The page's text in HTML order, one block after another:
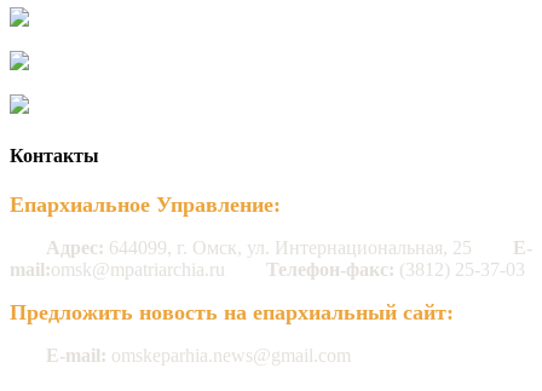
Контакты
Епархиальное Управление:
Адрес: 644099, г. Омск, ул. Интернациональная, 25
E-
mail:omsk@mpatriarchia.ru Телефон-факс: (3812) 25-37-03
Предложить новость на епархиальный сайт:
E-mail: omskeparhia.news@gmail.com